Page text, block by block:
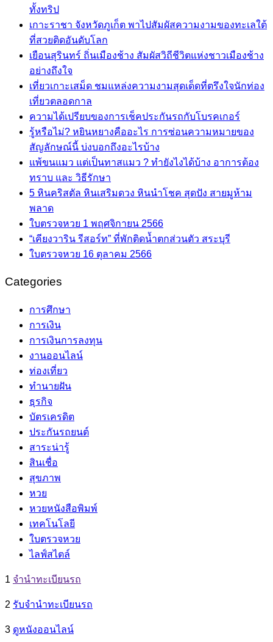
ทั้งทริป
เกาะราชา จังหวัดภูเก็ต พาไปสัมผัสความงามของทะเลใต้
ที่สวยติดอันดับโลก
เยือนสุรินทร์ ถิ่นเมืองช้าง สัมผัสวิถีชีวิตแห่งชาวเมืองช้าง
อย่างถึงใจ
เที่ยวเกาะเสม็ด ชมแหล่งความงามสุดเด็ดที่ตรึงใจนักท่อง
เที่ยวตลอดกาล
ความได้เปรียบของการเช็คประกันรถกับโบรคเกอร์
รู้หรือไม่? หยินหยางคืออะไร การซ่อนความหมายของ
สัญลักษณ์นี้ บ่งบอกถึงอะไรบ้าง
แพ้ขนแมว แต่เป็นทาสแมว ? ทำยังไงได้บ้าง อาการต้อง
ทราบ และ วิธีรักษา
5 หินคริสตัล หินเสริมดวง หินนำโชค สุดปัง สายมูห้าม
พลาด
ใบตรวจหวย 1 พฤศจิกายน 2566
“เคียงวาริน รีสอร์ท” ที่พักติดน้ำตกส่วนตัว สระบุรี
ใบตรวจหวย 16 ตุลาคม 2566
Categories
การศึกษา
การเงิน
การเงินการลงทุน
งานออนไลน์
ท่องเที่ยว
ทำนายฝัน
ธุรกิจ
บัตรเครดิต
ประกันรถยนต์
สาระน่ารู้
สินเชื่อ
สุขภาพ
หวย
หวยหนังสือพิมพ์
เทคโนโลยี
ใบตรวจหวย
ไลฟ์สไตล์
1 จํานําทะเบียนรถ
2 รับจํานําทะเบียนรถ
3 ดูหนังออนไลน์